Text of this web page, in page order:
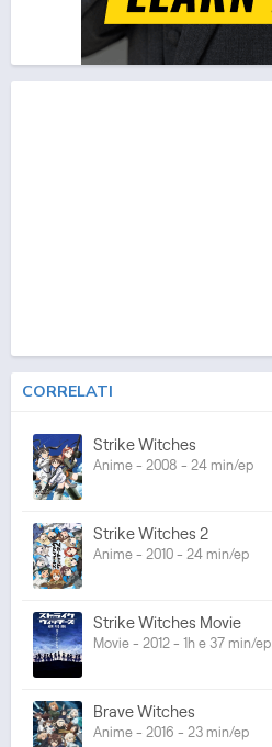
CORRELATI
Strike Witches
Anime - 2008 - 24 min/ep
Strike Witches 2
Anime - 2010 - 24 min/ep
Strike Witches Movie
Movie - 2012 - 1h e 37 min/ep
Brave Witches
Anime - 2016 - 23 min/ep